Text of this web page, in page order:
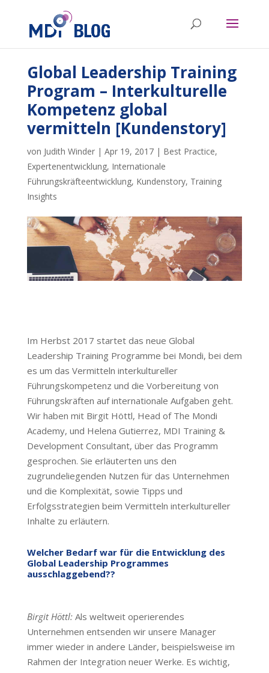
Global Leadership Training
Program – Interkulturelle
Kompetenz global
vermitteln [Kundenstory]
von Judith Winder| Apr 19, 2017| Best Practice,
Expertenentwicklung, Internationale
Führungskräfteentwicklung, Kundenstory, Training
Insights
Im Herbst 2017 startet das neue Global
Leadership Training Programme bei Mondi, bei dem
es um das Vermitteln interkultureller
Führungskompetenz und die Vorbereitung von
Führungskräften auf internationale Aufgaben geht.
Wir haben mit Birgit Höttl, Head of The Mondi
Academy, und Helena Gutierrez, MDI Training &
Development Consultant, über das Programm
gesprochen. Sie erläuterten uns den
zugrundeliegenden Nutzen für das Unternehmen
und die Komplexität, sowie Tipps und
Erfolgsstrategien beim Vermitteln interkultureller
Inhalte zu erläutern.
Welcher Bedarf war für die Entwicklung des
Global Leadership Programmes
ausschlaggebend??
Birgit Höttl:Als weltweit operierendes
Unternehmen entsenden wir unsere Manager
immer wieder in andere Länder, beispielsweise im
Rahmen der Integration neuer Werke. Es wichtig,